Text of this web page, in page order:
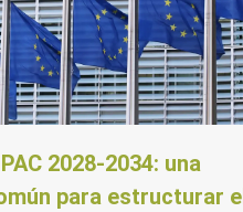
2028-2034: una
para estructurar el